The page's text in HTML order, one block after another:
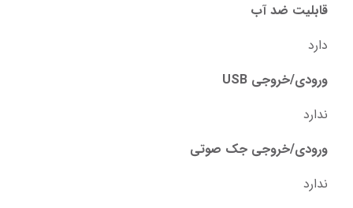
قابلیت ضد آب
دارد
ورودی/خروجی USB
ندارد
ورودی/خروجی جک صوتی
ندارد